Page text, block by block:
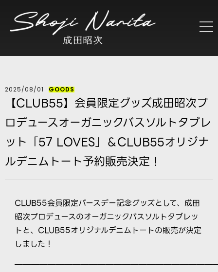
2025/08/01 GOODS
【CLUB55】会員限定グッズ成田昭次プ
ロデュースオーガニックバスソルトタブレ
ット「57 LOVES」＆CLUB55オリジナ
ルデニムトート予約販売決定！
CLUB55会員限定バースデー記念グッズとして、成田
昭次プロデュースのオーガニックバスソルトタブレッ
トと、CLUB55オリジナルデニムトートの販売が決定
しました！